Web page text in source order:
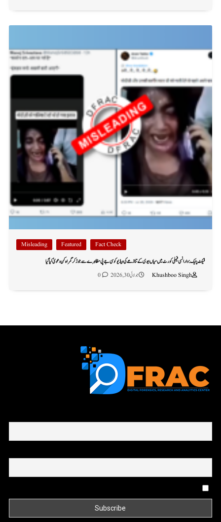
Fact Check
Featured
Misleading
فیکٹ چیک: وارانسی فیملی کورٹ میں میاں بیوی کے تنازعے کی ویڈیو کو سی جے پی مظاہرے سے جوڑ کر گمراہ کن دعویٰ کیا گیا
Khushboo Singh
جولائی 30, 2026 0